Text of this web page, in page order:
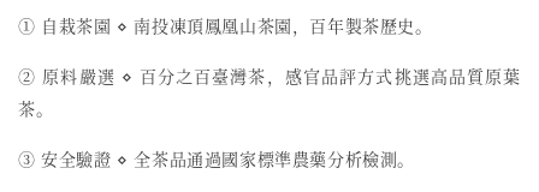
① 自栽茶園 ⋄ 南投凍頂鳳凰山茶園，百年製茶歷史。
② 原料嚴選 ⋄ 百分之百臺灣茶，感官品評方式挑選高品質原葉
茶。
③ 安全驗證 ⋄ 全茶品通過國家標準農藥分析檢測。